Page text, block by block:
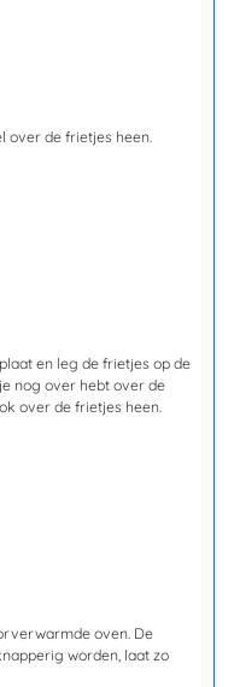
over de frietjes heen.
en leg de frietjes op de
nog over hebt over de
over de frietjes heen.
oven. De
worden, laat zo